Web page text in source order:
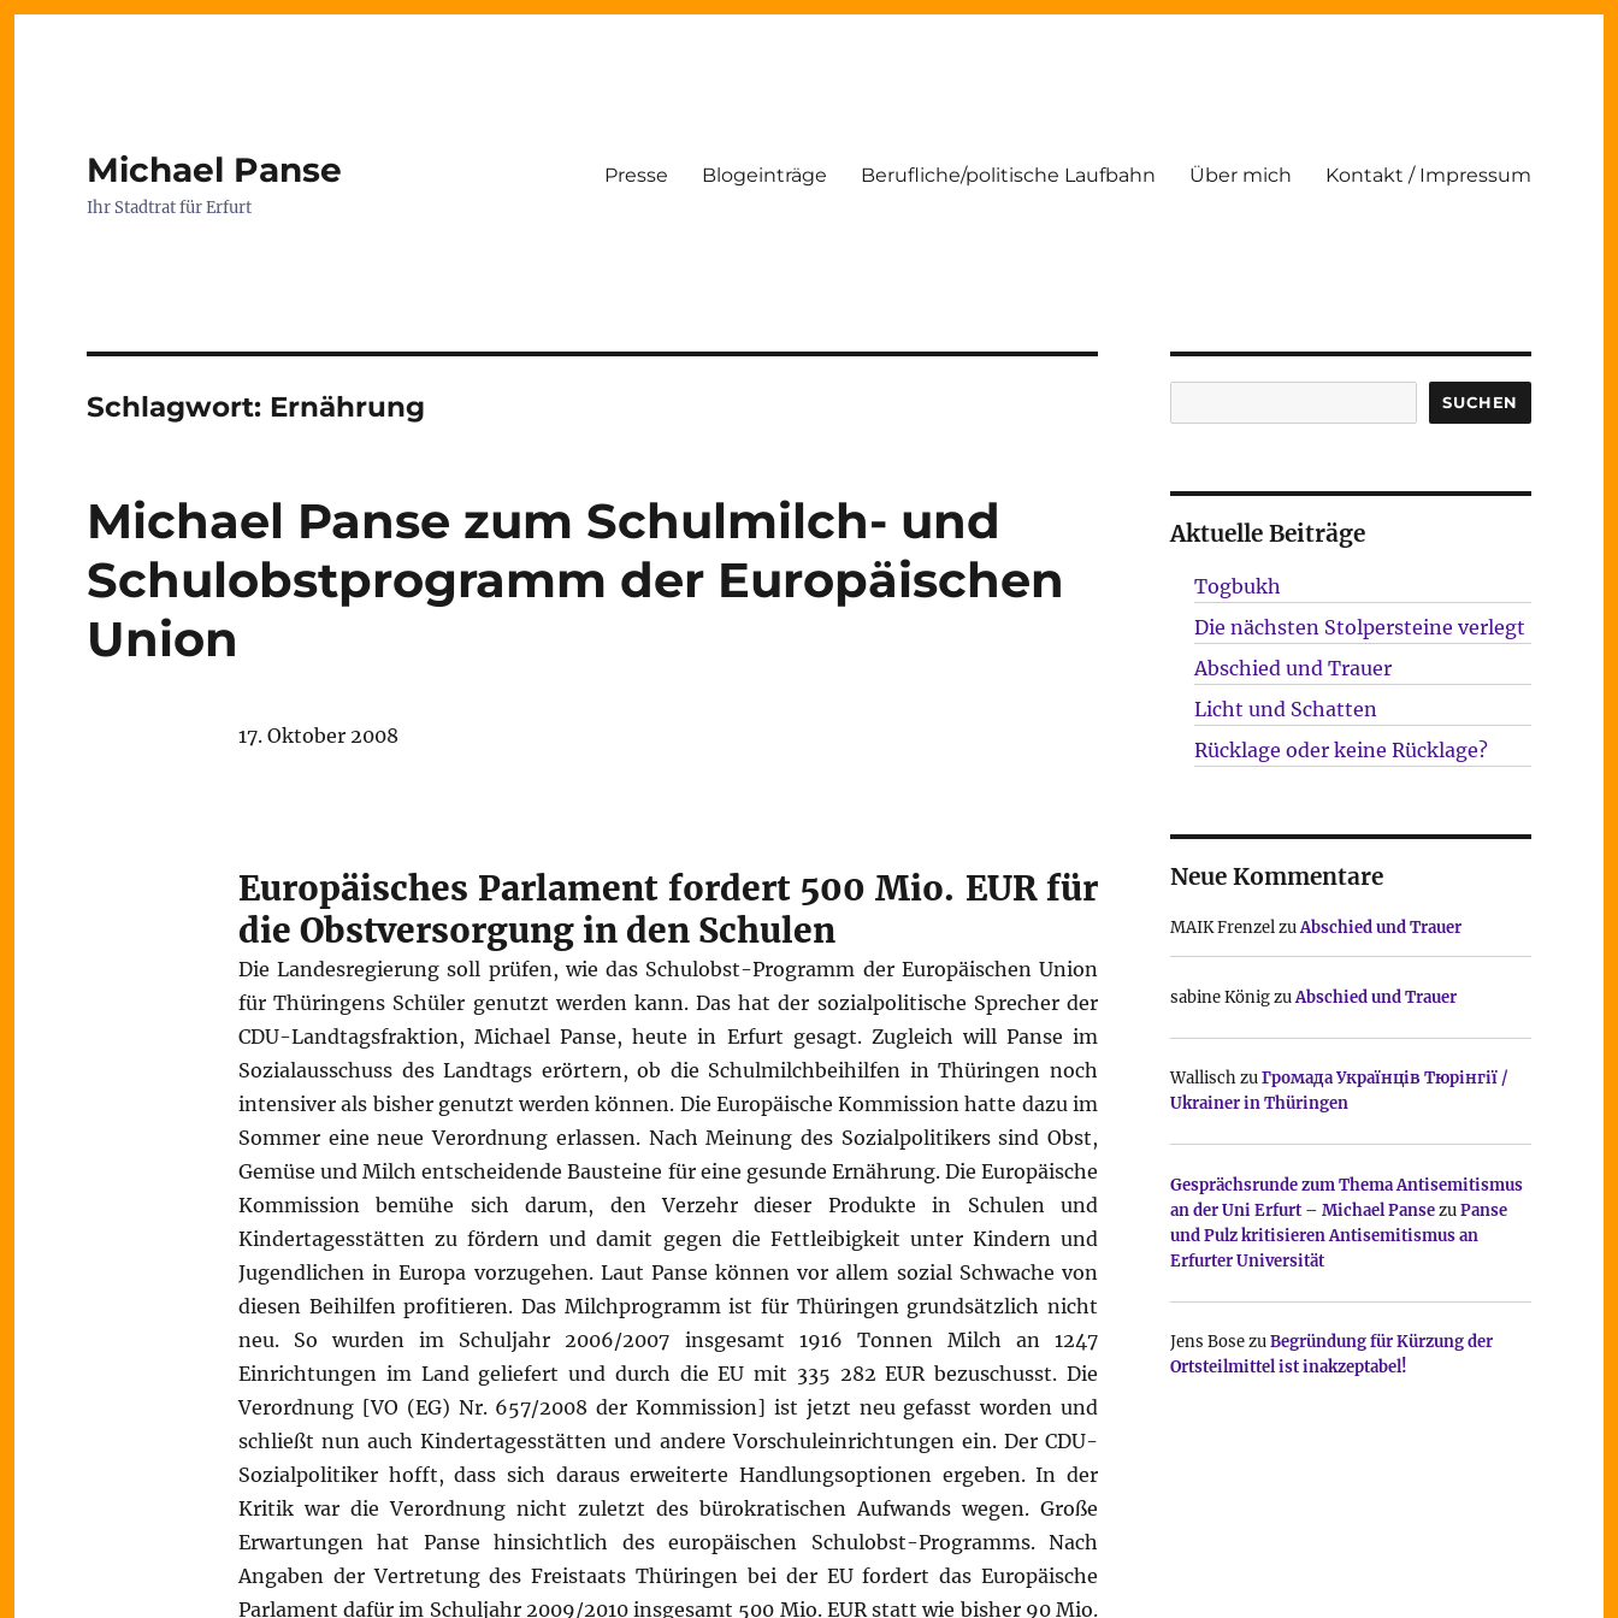
Michael Panse
Ihr Stadtrat für Erfurt
Presse Blogeinträge Berufliche/politische Laufbahn Über mich Kontakt / Impressum
Schlagwort: Ernährung
Michael Panse zum Schulmilch- und
Schulobstprogramm der Europäischen
Union
17. Oktober 2008
Europäisches Parlament fordert 500 Mio. EUR für
die Obstversorgung in den Schulen
Die Landesregierung soll prüfen, wie das Schulobst-Programm der Europäischen Union
für Thüringens Schüler genutzt werden kann. Das hat der sozialpolitische Sprecher der
CDU-Landtagsfraktion, Michael Panse, heute in Erfurt gesagt. Zugleich will Panse im
Sozialausschuss des Landtags erörtern, ob die Schulmilchbeihilfen in Thüringen noch
intensiver als bisher genutzt werden können. Die Europäische Kommission hatte dazu im
Sommer eine neue Verordnung erlassen. Nach Meinung des Sozialpolitikers sind Obst,
Gemüse und Milch entscheidende Bausteine für eine gesunde Ernährung. Die Europäische
Kommission bemühe sich darum, den Verzehr dieser Produkte in Schulen und
Kindertagesstätten zu fördern und damit gegen die Fettleibigkeit unter Kindern und
Jugendlichen in Europa vorzugehen. Laut Panse können vor allem sozial Schwache von
diesen Beihilfen profitieren. Das Milchprogramm ist für Thüringen grundsätzlich nicht
neu. So wurden im Schuljahr 2006/2007 insgesamt 1916 Tonnen Milch an 1247
Einrichtungen im Land geliefert und durch die EU mit 335 282 EUR bezuschusst. Die
Verordnung [VO (EG) Nr. 657/2008 der Kommission] ist jetzt neu gefasst worden und
schließt nun auch Kindertagesstätten und andere Vorschuleinrichtungen ein. Der CDU-
Sozialpolitiker hofft, dass sich daraus erweiterte Handlungsoptionen ergeben. In der
Kritik war die Verordnung nicht zuletzt des bürokratischen Aufwands wegen. Große
Erwartungen hat Panse hinsichtlich des europäischen Schulobst-Programms. Nach
Angaben der Vertretung des Freistaats Thüringen bei der EU fordert das Europäische
Parlament dafür im Schuljahr 2009/2010 insgesamt 500 Mio. EUR statt wie bisher 90 Mio.
SUCHEN
Aktuelle Beiträge
Togbukh
Die nächsten Stolpersteine verlegt
Abschied und Trauer
Licht und Schatten
Rücklage oder keine Rücklage?
Neue Kommentare
MAIK FrenzelzuAbschied und Trauer
sabine KönigzuAbschied und Trauer
WallischzuГромада Українців Тюрінгії /
Ukrainer in Thüringen
Gesprächsrunde zum Thema Antisemitismus
an der Uni Erfurt – Michael PansezuPanse
und Pulz kritisieren Antisemitismus an
Erfurter Universität
Jens BosezuBegründung für Kürzung der
Ortsteilmittel ist inakzeptabel!